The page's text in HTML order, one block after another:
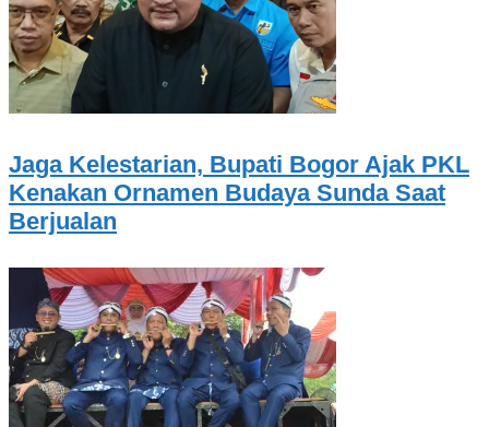
Jaga Kelestarian, Bupati Bogor Ajak PKL
Kenakan Ornamen Budaya Sunda Saat
Berjualan